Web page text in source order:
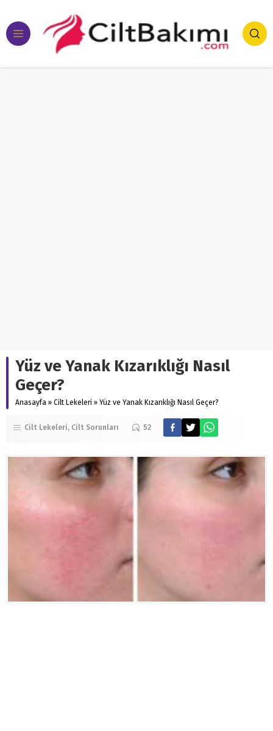
Yüz ve Yanak Kızarıklığı Nasıl
Geçer?
Anasayfa » Cilt Lekeleri » Yüz ve Yanak Kızarıklığı Nasıl Geçer?
Cilt Lekeleri Cilt Sorunları 52